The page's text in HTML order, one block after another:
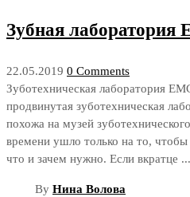
Зубная
22.05.2019 0 Comments
Зуботехническая лаборатория
продвинутая зуботехническая
похожа на музей
времени ушло только на то, чтобы
что и зачем нужно. Если вкратце ...
By Нина Волова